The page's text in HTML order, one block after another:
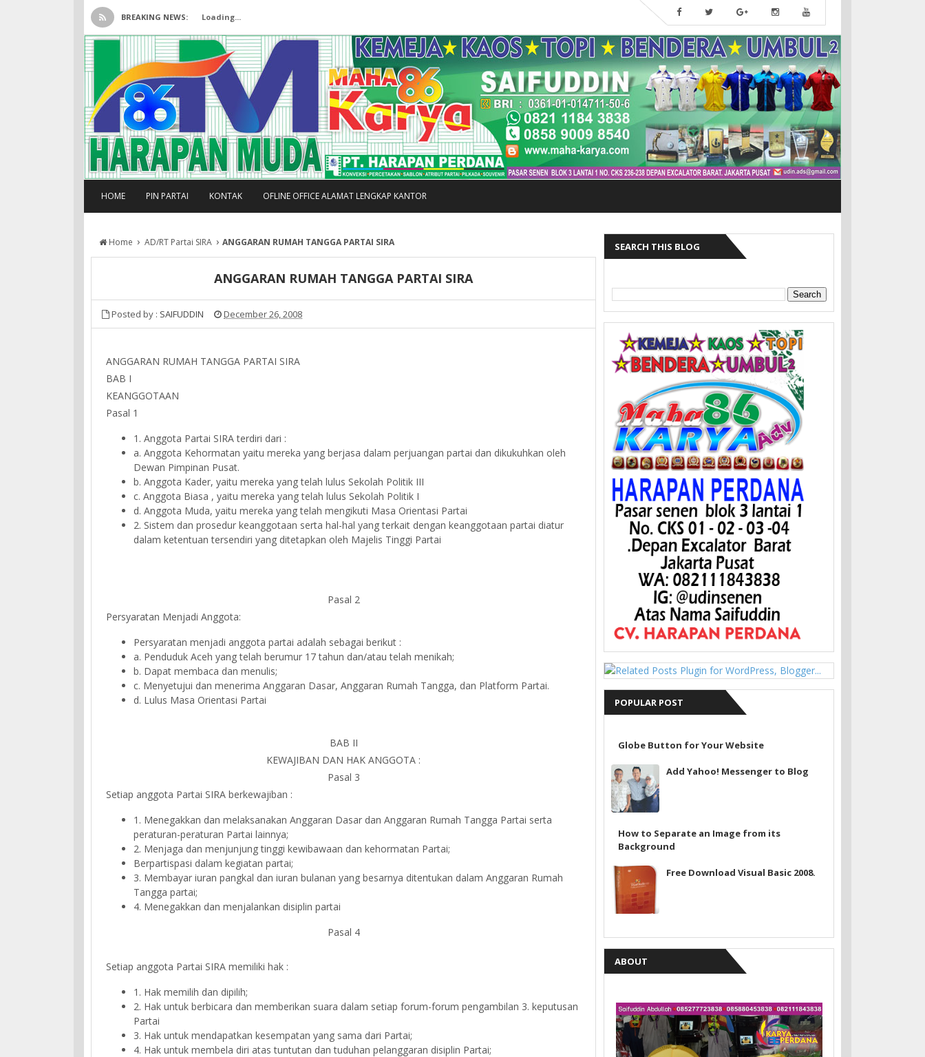
BREAKING NEWS: Loading...
HOME PIN PARTAI KONTAK OFLINE OFFICE ALAMAT LENGKAP KANTOR
Home › AD/RT Partai SIRA › ANGGARAN RUMAH TANGGA PARTAI SIRA
ANGGARAN RUMAH TANGGA PARTAI SIRA
Posted by : SAIFUDDIN December 26, 2008
ANGGARAN RUMAH TANGGA PARTAI SIRA
BAB I
KEANGGOTAAN
Pasal 1
1. Anggota Partai SIRA terdiri dari :
a. Anggota Kehormatan yaitu mereka yang berjasa dalam perjuangan partai dan dikukuhkan oleh
Dewan Pimpinan Pusat.
b. Anggota Kader, yaitu mereka yang telah lulus Sekolah Politik III
c. Anggota Biasa , yaitu mereka yang telah lulus Sekolah Politik I
d. Anggota Muda, yaitu mereka yang telah mengikuti Masa Orientasi Partai
2. Sistem dan prosedur keanggotaan serta hal-hal yang terkait dengan keanggotaan partai diatur
dalam ketentuan tersendiri yang ditetapkan oleh Majelis Tinggi Partai
Pasal 2
Persyaratan Menjadi Anggota:
Persyaratan menjadi anggota partai adalah sebagai berikut :
a. Penduduk Aceh yang telah berumur 17 tahun dan/atau telah menikah;
b. Dapat membaca dan menulis;
c. Menyetujui dan menerima Anggaran Dasar, Anggaran Rumah Tangga, dan Platform Partai.
d. Lulus Masa Orientasi Partai
BAB II
KEWAJIBAN DAN HAK ANGGOTA :
Pasal 3
Setiap anggota Partai SIRA berkewajiban :
1. Menegakkan dan melaksanakan Anggaran Dasar dan Anggaran Rumah Tangga Partai serta
peraturan-peraturan Partai lainnya;
2. Menjaga dan menjunjung tinggi kewibawaan dan kehormatan Partai;
Berpartispasi dalam kegiatan partai;
3. Membayar iuran pangkal dan iuran bulanan yang besarnya ditentukan dalam Anggaran Rumah
Tangga partai;
4. Menegakkan dan menjalankan disiplin partai
Pasal 4
Setiap anggota Partai SIRA memiliki hak :
1. Hak memilih dan dipilih;
2. Hak untuk berbicara dan memberikan suara dalam setiap forum-forum pengambilan 3. keputusan
Partai
3. Hak untuk mendapatkan kesempatan yang sama dari Partai;
4. Hak untuk membela diri atas tuntutan dan tuduhan pelanggaran disiplin Partai;
SEARCH THIS BLOG
POPULAR POST
Globe Button for Your Website
Add Yahoo! Messenger to Blog
How to Separate an Image from its
Background
Free Download Visual Basic 2008.
ABOUT